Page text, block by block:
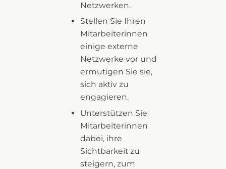
Netzwerken.
Stellen Sie Ihren
Mitarbeiterinnen
einige externe
Netzwerke vor und
ermutigen Sie sie,
sich aktiv zu
engagieren.
Unterstützen Sie
Mitarbeiterinnen
dabei, ihre
Sichtbarkeit zu
steigern, zum